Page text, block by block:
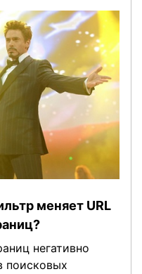
меняет URL
негативно
поисковых